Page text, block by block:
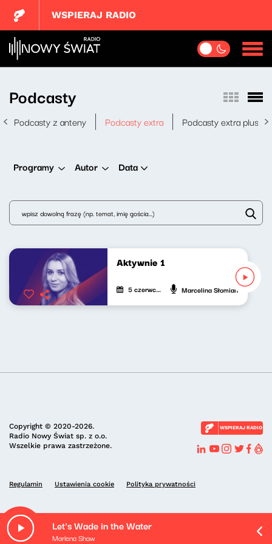
Let's Wade in the Water
Marlena Shaw
WSPIERAJ RADIO
Podcasty
Podcasty z anteny Podcasty extra Podcasty extra plus
Programy Autor Data
Aktywnie 1
5 czerwca 2022 Marcelina Słomian
Copyright © 2020-2026.
Radio Nowy Świat sp. z o.o.
Wszelkie prawa zastrzeżone.
WSPIERAJ RADIO
Regulamin Ustawienia cookie Polityka prywatności